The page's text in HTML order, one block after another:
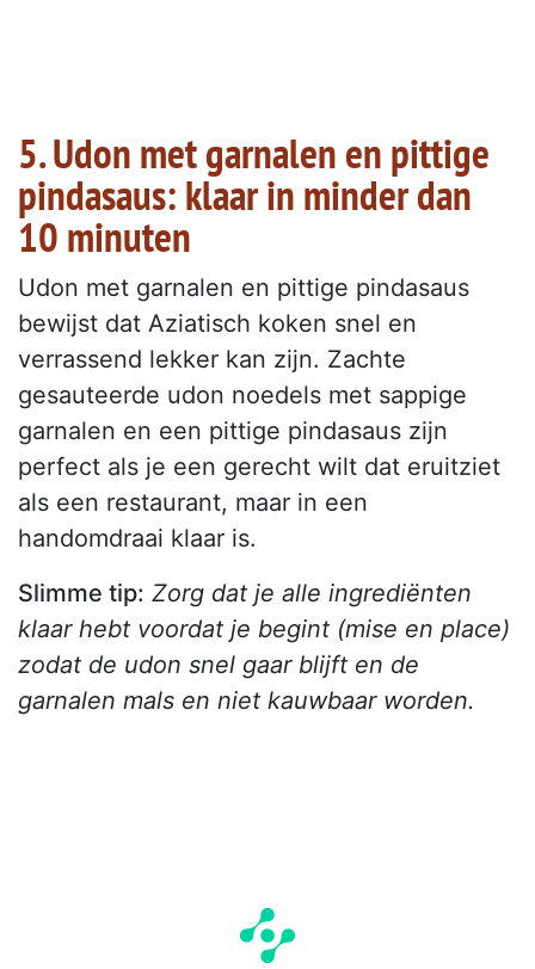
5. Udon met garnalen en pittige
pindasaus: klaar in minder dan
10 minuten
Udon met garnalen en pittige pindasaus
bewijst dat Aziatisch koken snel en
verrassend lekker kan zijn. Zachte
gesauteerde udon noedels met sappige
garnalen en een pittige pindasaus zijn
perfect als je een gerecht wilt dat eruitziet
als een restaurant, maar in een
handomdraai klaar is.
Slimme tip: Zorg dat je alle ingrediënten
klaar hebt voordat je begint (mise en place)
zodat de udon snel gaar blijft en de
garnalen mals en niet kauwbaar worden.